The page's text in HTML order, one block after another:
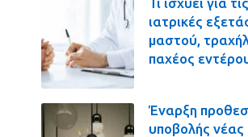
ιατρικές
μαστού,
παχέος
Έναρξη
υποβολής νέας